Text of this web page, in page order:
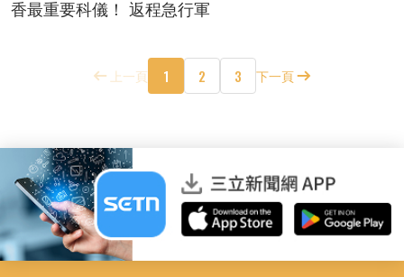
香最重要科儀！ 返程急行軍
上一頁 1 2 3 下一頁